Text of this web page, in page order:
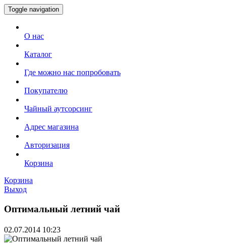
Toggle navigation
О нас
Каталог
Где можно нас попробовать
Покупателю
Чайный аутсорсинг
Адрес магазина
Авторизация
Корзина
Корзина
Выход
Оптимальный летний чай
02.07.2014 10:23